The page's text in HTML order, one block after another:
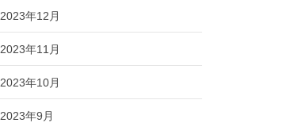
2023年12月
2023年11月
2023年10月
2023年9月